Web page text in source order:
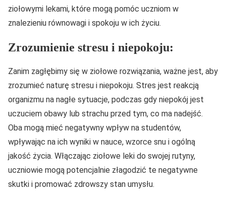
ziołowymi lekami, które mogą pomóc uczniom w
znalezieniu równowagi i spokoju w ich życiu.
Zrozumienie stresu i niepokoju:
Zanim zagłębimy się w ziołowe rozwiązania, ważne jest, aby
zrozumieć naturę stresu i niepokoju. Stres jest reakcją
organizmu na nagłe sytuacje, podczas gdy niepokój jest
uczuciem obawy lub strachu przed tym, co ma nadejść.
Oba mogą mieć negatywny wpływ na studentów,
wpływając na ich wyniki w nauce, wzorce snu i ogólną
jakość życia. Włączając ziołowe leki do swojej rutyny,
uczniowie mogą potencjalnie złagodzić te negatywne
skutki i promować zdrowszy stan umysłu.